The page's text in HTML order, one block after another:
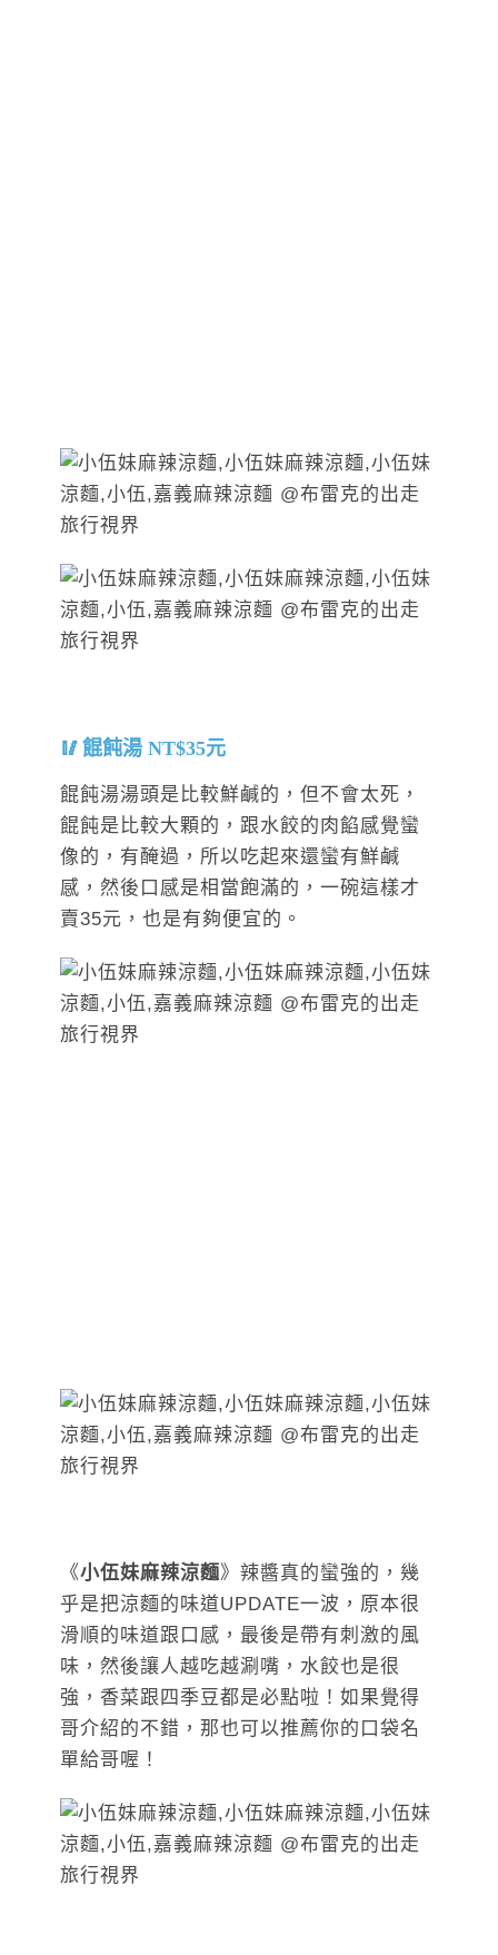
餛飩湯 NT$35元
餛飩湯湯頭是比較鮮鹹的，但不會太死，
餛飩是比較大顆的，跟水餃的肉餡感覺蠻
像的，有醃過，所以吃起來還蠻有鮮鹹
感，然後口感是相當飽滿的，一碗這樣才
賣35元，也是有夠便宜的。
《小伍妹麻辣涼麵》辣醬真的蠻強的，幾
乎是把涼麵的味道UPDATE一波，原本很
滑順的味道跟口感，最後是帶有刺激的風
味，然後讓人越吃越涮嘴，水餃也是很
強，香菜跟四季豆都是必點啦！如果覺得
哥介紹的不錯，那也可以推薦你的口袋名
單給哥喔！